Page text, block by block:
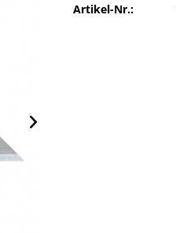
Artikel-Nr.: